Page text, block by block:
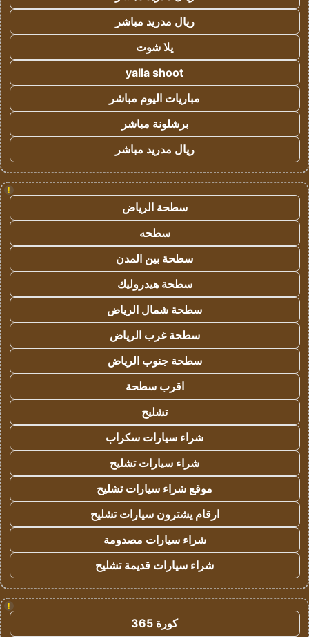
ريال مدريد مباشر
يلا شوت
yalla shoot
مباريات اليوم مباشر
برشلونة مباشر
ريال مدريد مباشر
!
سطحة الرياض
سطحه
سطحة بين المدن
سطحة هيدروليك
سطحة شمال الرياض
سطحة غرب الرياض
سطحة جنوب الرياض
اقرب سطحة
تشليح
شراء سيارات سكراب
شراء سيارات تشليح
موقع شراء سيارات تشليح
ارقام يشترون سيارات تشليح
شراء سيارات مصدومة
شراء سيارات قديمة تشليح
!
كورة 365